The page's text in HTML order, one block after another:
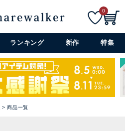
詳細検索+
0
ランキング 新作 特集
商品一覧